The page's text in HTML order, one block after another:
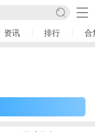
资讯 排行 合